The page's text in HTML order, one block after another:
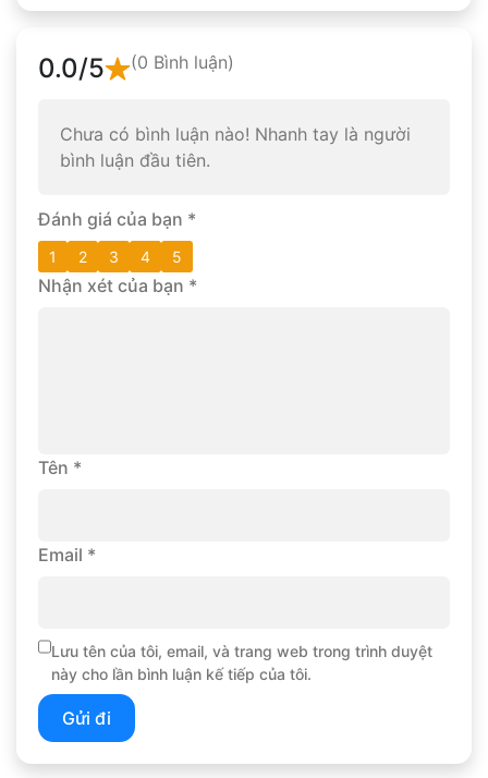
0.0/5 (0 Bình luận)
Chưa có bình luận nào! Nhanh tay là người
bình luận đầu tiên.
Đánh giá của bạn *
1 2 3 4 5
Nhận xét của bạn *
Tên *
Email *
Lưu tên của tôi, email, và trang web trong trình duyệt
này cho lần bình luận kế tiếp của tôi.